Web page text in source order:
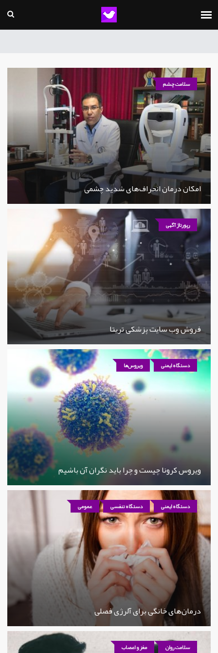
سلامت چشم
امکان درمان انحراف‌های شدید چشمی
رپورتاژ آگهی
فروش وب سایت پزشکی تریتا
دستگاه ایمنی ویروس‌ها
ویروس کرونا چیست و چرا باید نگران آن باشیم
دستگاه ایمنی دستگاه تنفسی عمومی
درمان‌های خانگی برای آلرژی فصلی
سلامت روان مغز و اعصاب